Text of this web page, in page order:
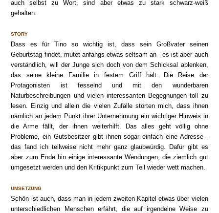
auch selbst zu Wort, sind aber etwas zu stark schwarz-weiß
gehalten.
STORY
Dass es für Tino so wichtig ist, dass sein Großvater seinen
Geburtstag findet, mutet anfangs etwas seltsam an - es ist aber auch
verständlich, will der Junge sich doch von dem Schicksal ablenken,
das seine kleine Familie in festem Griff hält. Die Reise der
Protagonisten ist fesselnd und mit den wunderbaren
Naturbeschreibungen und vielen interessanten Begegnungen toll zu
lesen. Einzig und allein die vielen Zufälle störten mich, dass ihnen
nämlich an jedem Punkt ihrer Unternehmung ein wichtiger Hinweis in
die Arme fällt, der ihnen weiterhilft. Das alles geht völlig ohne
Probleme, ein Gutsbesitzer gibt ihnen sogar einfach eine Adresse -
das fand ich teilweise nicht mehr ganz glaubwürdig. Dafür gibt es
aber zum Ende hin einige interessante Wendungen, die ziemlich gut
umgesetzt werden und den Kritikpunkt zum Teil wieder wett machen.
UMSETZUNG
Schön ist auch, dass man in jedem zweiten Kapitel etwas über vielen
unterschiedlichen Menschen erfährt, die auf irgendeine Weise zu